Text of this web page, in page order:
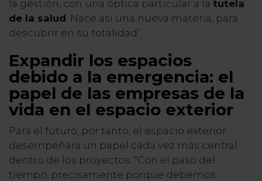
la gestión, con una óptica particular a la tutela
de la salud . Nace así una nueva materia, para
descubrir en su totalidad”.
Expandir los espacios
debido a la emergencia: el
papel de las empresas de la
vida en el espacio exterior
Para el futuro, por tanto, el espacio exterior
desempeñará un papel cada vez más central
dentro de los proyectos. “Con el paso del
tiempo, precisamente porque debemos